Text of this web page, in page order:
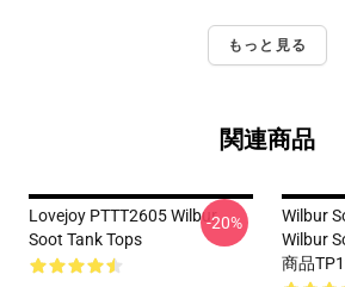
もっと見る
関連商品
Lovejoy PTTT2605 Wilbur
Soot Tank Tops
-20%
Wilbur
Wilbur
商品